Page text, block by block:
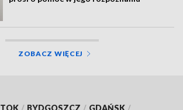
ZOBACZ WIĘCEJ
/ BYDGOSZCZ / GDAŃSK /